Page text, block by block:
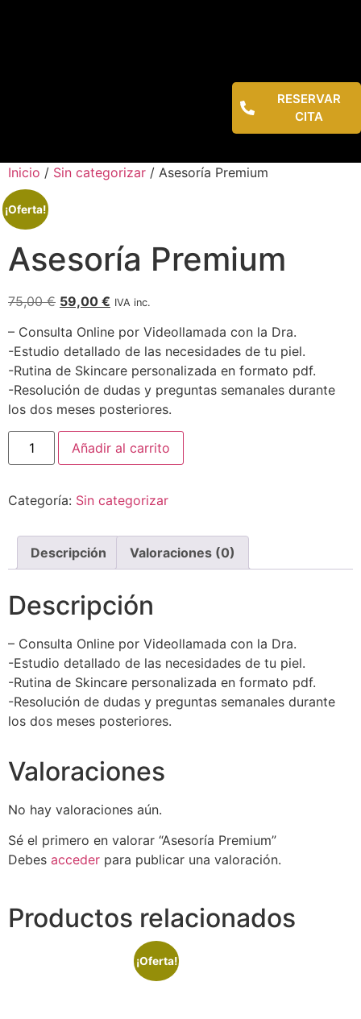
RESERVAR
CITA
Inicio / Sin categorizar / Asesoría Premium
¡Oferta!
Asesoría Premium
75,00€ 59,00 € IVA inc.
– Consulta Online por Videollamada con la Dra.
-Estudio detallado de las necesidades de tu piel.
-Rutina de Skincare personalizada en formato pdf.
-Resolución de dudas y preguntas semanales durante
los dos meses posteriores.
Añadir al carrito
Categoría: Sin categorizar
Descripción Valoraciones (0)
Descripción
– Consulta Online por Videollamada con la Dra.
-Estudio detallado de las necesidades de tu piel.
-Rutina de Skincare personalizada en formato pdf.
-Resolución de dudas y preguntas semanales durante
los dos meses posteriores.
Valoraciones
No hay valoraciones aún.
Sé el primero en valorar “Asesoría Premium”
Debes acceder para publicar una valoración.
Productos relacionados
¡Oferta!